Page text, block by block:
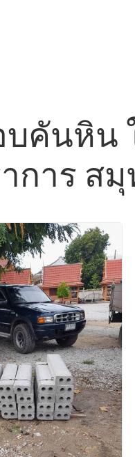
คันหิน
การ ส